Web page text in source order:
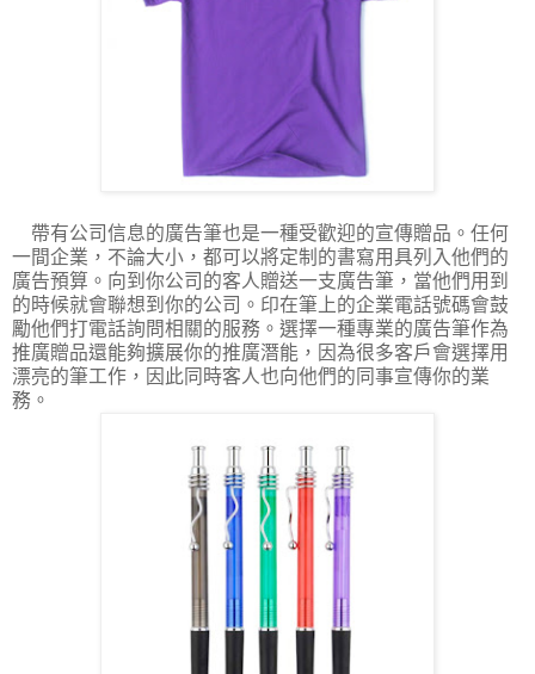
帶有公司信息的廣告筆也是一種受歡迎的宣傳贈品。任何
一間企業，不論大小，都可以將定制的書寫用具列入他們的
廣告預算。向到你公司的客人贈送一支廣告筆，當他們用到
的時候就會聯想到你的公司。印在筆上的企業電話號碼會鼓
勵他們打電話詢問相關的服務。選擇一種專業的廣告筆作為
推廣贈品還能夠擴展你的推廣潛能，因為很多客戶會選擇用
漂亮的筆工作，因此同時客人也向他們的同事宣傳你的業
務。